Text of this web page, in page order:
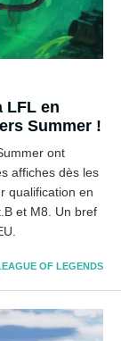
LFL en
Summer !
ont
affiches dès les
qualification en
et M8. Un bref
OF LEGENDS